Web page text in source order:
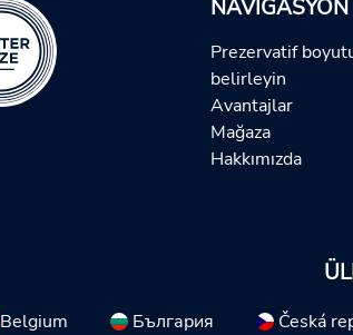
NAVIGASYON
Prezervatif
belirleyin
Avantajlar
Mağaza
Hakkımızda
Belgium България Česká